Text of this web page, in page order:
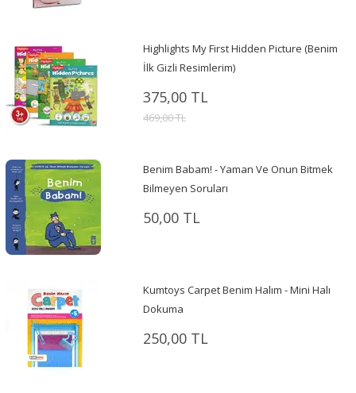
Highlights My First Hidden Picture (Benim
İlk Gizli Resimlerim)
375,00 TL
469,00 TL
Benim Babam! - Yaman Ve Onun Bitmek
Bilmeyen Soruları
50,00 TL
Kumtoys Carpet Benim Halım - Mini Halı
Dokuma
250,00 TL